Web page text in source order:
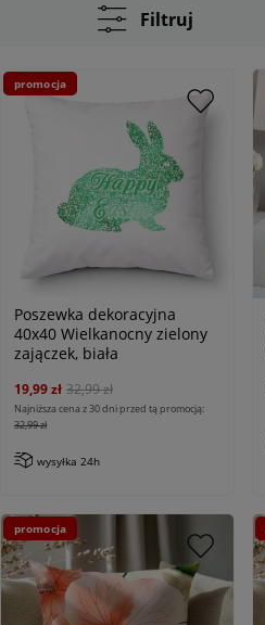
Filtruj
Poszewka dekoracyjna
40x40 Wielkanocny zielony
zajączek, biała
19,99 zł 32,99 zł
Najniższa cena z 30 dni przed tą promocją:
32,99 zł
wysyłka 24h
promocja
promocja